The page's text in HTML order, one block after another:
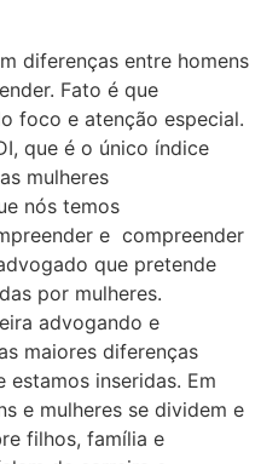
diferenças entre homens
Fato é que
foco e atenção especial.
que é o único índice
mulheres
nós temos
e compreender
que pretende
por mulheres.
advogando e
maiores diferenças
inseridas. Em
e mulheres se dividem e
filhos, família e